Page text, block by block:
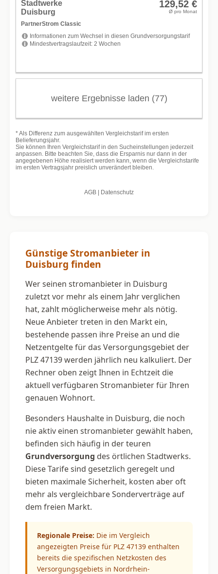
Günstige Stromanbieter in
Duisburg finden
Wer seinen stromanbieter in Duisburg
zuletzt vor mehr als einem Jahr verglichen
hat, zahlt möglicherweise mehr als nötig.
Neue Anbieter treten in den Markt ein,
bestehende passen ihre Preise an und die
Netzentgelte für das Versorgungsgebiet der
PLZ 47139 werden jährlich neu kalkuliert. Der
Rechner oben zeigt Ihnen in Echtzeit die
aktuell verfügbaren Stromanbieter für Ihren
genauen Wohnort.
Besonders Haushalte in Duisburg, die noch
nie aktiv einen stromanbieter gewählt haben,
befinden sich häufig in der teuren
Grundversorgung des örtlichen Stadtwerks.
Diese Tarife sind gesetzlich geregelt und
bieten maximale Sicherheit, kosten aber oft
mehr als vergleichbare Sonderverträge auf
dem freien Markt.
Regionale Preise: Die im Vergleich
angezeigten Preise für PLZ 47139 enthalten
bereits die spezifischen Netzkosten des
Versorgungsgebiets in Nordrhein-